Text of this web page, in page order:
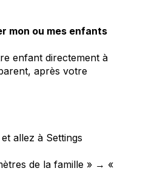
mon ou mes enfants
enfant directement à
après votre
allez à Settings
de la famille » → «